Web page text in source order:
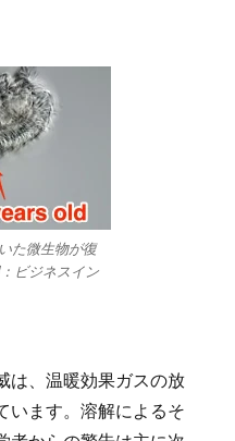
た微生物が復
ビジネスイン
は、温暖効果ガスの放
います。溶解によるそ